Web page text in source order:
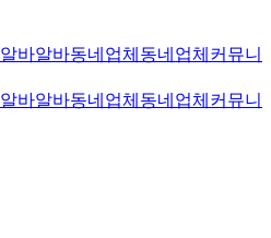
알바알바동네업체 동네업체 커뮤니
알바알바동네업체 동네업체 커뮤니